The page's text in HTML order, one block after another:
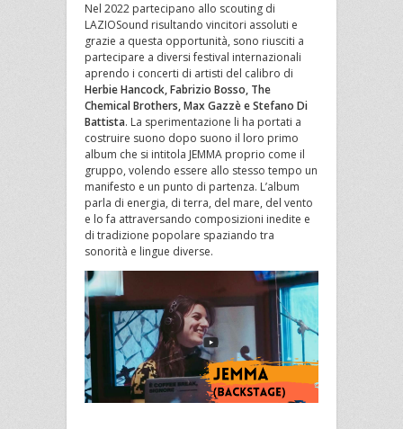
Nel 2022 partecipano allo scouting di
LAZIOSound risultando vincitori assoluti e
grazie a questa opportunità, sono riusciti a
partecipare a diversi festival internazionali
aprendo i concerti di artisti del calibro di
Herbie Hancock, Fabrizio Bosso, The
Chemical Brothers, Max Gazzè e Stefano Di
Battista. La sperimentazione li ha portati a
costruire suono dopo suono il loro primo
album che si intitola JEMMA proprio come il
gruppo, volendo essere allo stesso tempo un
manifesto e un punto di partenza. L’album
parla di energia, di terra, del mare, del vento
e lo fa attraversando composizioni inedite e
di tradizione popolare spaziando tra
sonorità e lingue diverse.